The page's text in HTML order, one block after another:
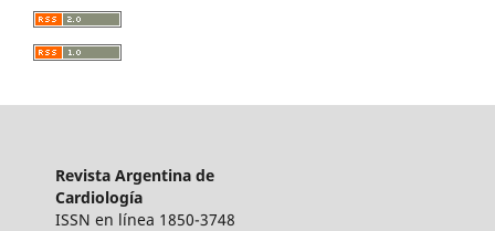
Revista Argentina de
Cardiología
ISSN en línea 1850-3748